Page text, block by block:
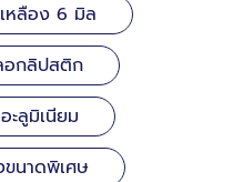
หลือง 6 มิล
กลิปสติก
ะลูมิเนียม
นาดพิเศษ